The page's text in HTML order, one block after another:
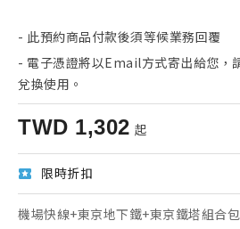
- 此預約商品付款後須等候業務回覆
- 電子憑證將以Email方式寄出給您，
兌換使用。
TWD 1,302 起
限時折扣
機場快線+東京地下鐵+東京鐵塔組合